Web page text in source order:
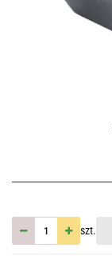
szt.